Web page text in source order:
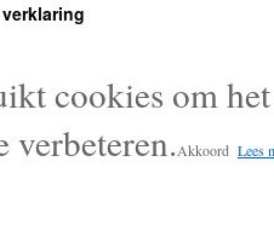
cookies om
verbeteren.Akkoord Lees